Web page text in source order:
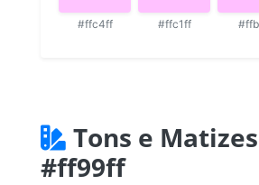
#ffc4ff #ffc1ff
Tons e
#ff99ff